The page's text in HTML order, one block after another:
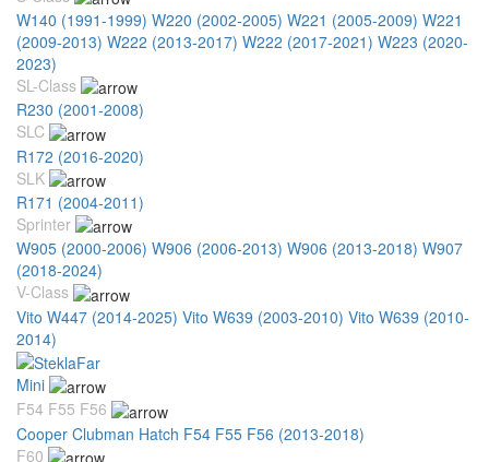
W140 (1991-1999) W220 (2002-2005) W221 (2005-2009) W221
(2009-2013) W222 (2013-2017) W222 (2017-2021) W223 (2020-
2023)
SL-Class
R230 (2001-2008)
SLC
R172 (2016-2020)
SLK
R171 (2004-2011)
Sprinter
W905 (2000-2006) W906 (2006-2013) W906 (2013-2018) W907
(2018-2024)
V-Class
Vito W447 (2014-2025) Vito W639 (2003-2010) Vito W639 (2010-
2014)
Mini
F54 F55 F56
Cooper Clubman Hatch F54 F55 F56 (2013-2018)
F60